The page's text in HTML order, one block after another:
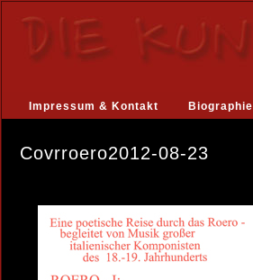
Impressum & Kontakt Biographie
Covrroero2012-08-23